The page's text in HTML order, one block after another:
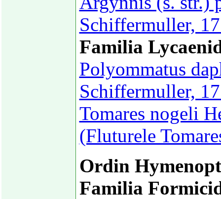
Schiffermuller,
Familia
Polyommatus
Schiffermuller,
Tomares nogeli
(Fluturele
Ordin
Familia